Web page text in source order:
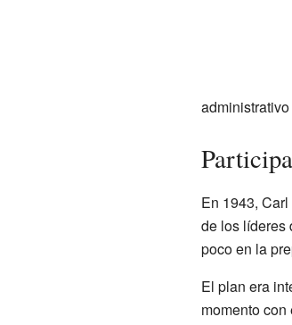
En 1943,
de los líderes
poco en la
El plan era
momento